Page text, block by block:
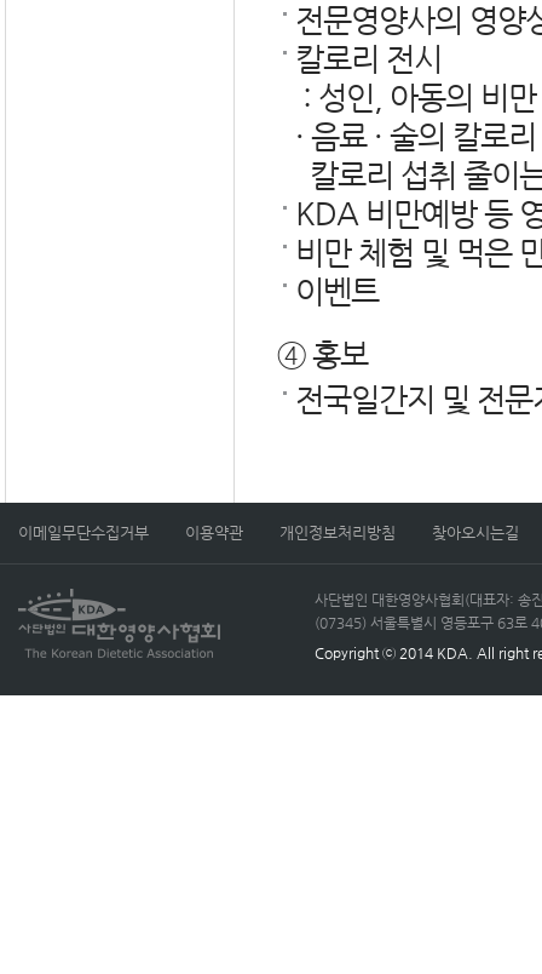
전문영양사의 영양
칼로리 전시
: 성인, 아동의 비
· 음료 · 술의 칼로
칼로리 섭취 줄이
KDA 비만예방 등
비만 체험 및 먹은
이벤트
④ 홍보
전국일간지 및 전
이메일무단수집거부 이용약관 개인정보처리방침 찾아오시는길
사단법인 대한영양사협회(대표자:
(07345) 서울특별시 영등포구 63
Copyright ⓒ 2014 KDA. All right